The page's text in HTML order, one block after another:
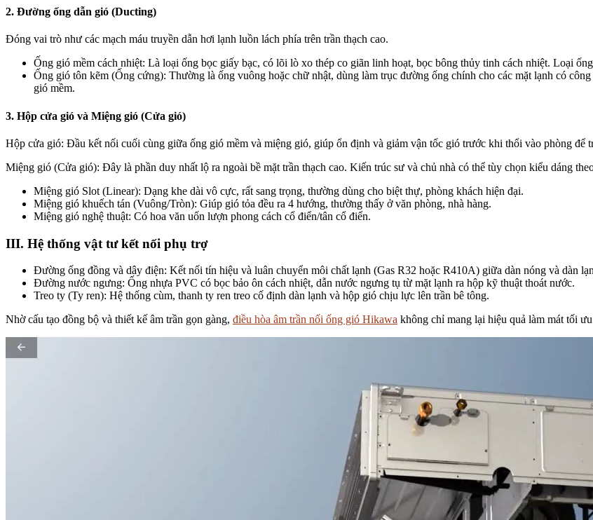
2. Đường ống dẫn gió (Ducting)
Đóng vai trò như các mạch máu truyền dẫn hơi lạnh luồn lách phía trên trần thạch cao.
Ống gió mềm cách nhiệt: Là loại ống bọc giấy bạc, có lõi lò xo thép co giãn linh hoạt, bọc bông thủy tinh cách nhiệt. Loại
Ống gió tôn kẽm (Ống cứng): Thường là ống vuông hoặc chữ nhật, dùng làm trục đường ống chính cho các mặt lạnh có
gió mềm.
3. Hộp cửa gió và Miệng gió (Cửa gió)
Hộp cửa gió: Đầu kết nối cuối cùng giữa ống gió mềm và miệng gió, giúp ổn định và giảm vận tốc gió trước khi thổi vào phòng để
Miệng gió (Cửa gió): Đây là phần duy nhất lộ ra ngoài bề mặt trần thạch cao. Kiến trúc sư và chủ nhà có thể tùy chọn kiểu dáng
Miệng gió Slot (Linear): Dạng khe dài vô cực, rất sang trọng, thường dùng cho biệt thự, phòng khách hiện đại.
Miệng gió khuếch tán (Vuông/Tròn): Giúp gió tỏa đều ra 4 hướng, thường thấy ở văn phòng, nhà hàng.
Miệng gió nghệ thuật: Có hoa văn uốn lượn phong cách cổ điển/tân cổ điển.
III. Hệ thống vật tư kết nối phụ trợ
Đường ống đồng và dây điện: Kết nối tín hiệu và luân chuyển môi chất lạnh (Gas R32 hoặc R410A) giữa dàn nóng và dàn
Đường nước ngưng: Ống nhựa PVC có bọc bảo ôn cách nhiệt, dẫn nước ngưng tụ từ mặt lạnh ra hộp kỹ thuật thoát nước.
Treo ty (Ty ren): Hệ thống cùm, thanh ty ren treo cố định dàn lạnh và hộp gió chịu lực lên trần bê tông.
Nhờ cấu tạo đồng bộ và thiết kế âm trần gọn gàng, điều hòa âm trần nối ống gió Hikawa không chỉ mang lại hiệu quả làm mát tối